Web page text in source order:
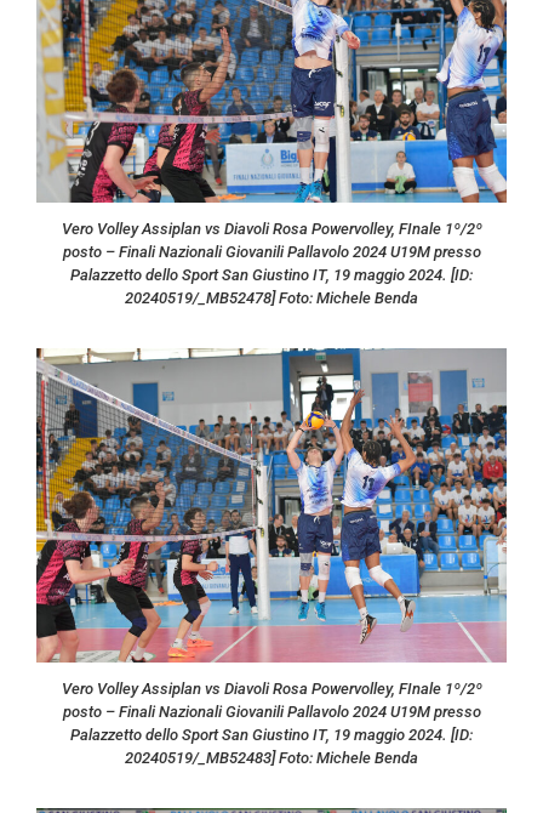
Vero Volley Assiplan vs Diavoli Rosa Powervolley, FInale 1º/2º
posto – Finali Nazionali Giovanili Pallavolo 2024 U19M presso
Palazzetto dello Sport San Giustino IT, 19 maggio 2024. [ID:
20240519/_MB52478] Foto: Michele Benda
Vero Volley Assiplan vs Diavoli Rosa Powervolley, FInale 1º/2º
posto – Finali Nazionali Giovanili Pallavolo 2024 U19M presso
Palazzetto dello Sport San Giustino IT, 19 maggio 2024. [ID:
20240519/_MB52483] Foto: Michele Benda